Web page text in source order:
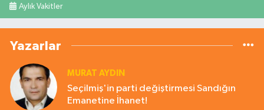
Aylık Vakitler
Yazarlar
MURAT AYDIN
Seçilmiş'in parti değiştirmesi Sandığın
Emanetine İhanet!